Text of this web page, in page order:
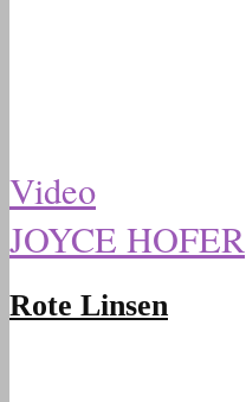
Video
JOYCE HOFER
Rote Linsen